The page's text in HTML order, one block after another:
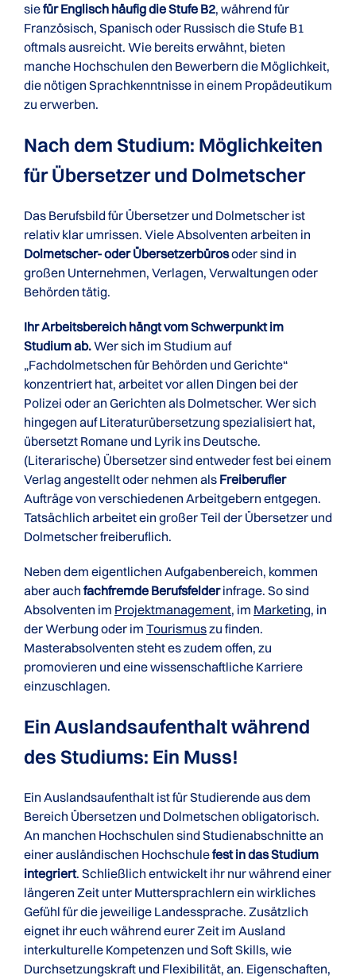
siefür Englisch häufig die Stufe B2, während für
Französisch, Spanisch oder Russisch die Stufe B1
oftmals ausreicht. Wie bereits erwähnt, bieten
manche Hochschulen den Bewerbern die Möglichkeit,
die nötigen Sprachkenntnisse in einem Propädeutikum
zu erwerben.
Nach dem Studium: Möglichkeiten
für Übersetzer und Dolmetscher
Das Berufsbild für Übersetzer und Dolmetscher ist
relativ klar umrissen. Viele Absolventen arbeiten in
Dolmetscher- oder Übersetzerbürosoder sind in
großen Unternehmen, Verlagen, Verwaltungen oder
Behörden tätig.
Ihr Arbeitsbereich hängt vom Schwerpunkt im
Studium ab.Wer sich im Studium auf
„Fachdolmetschen für Behörden und Gerichte“
konzentriert hat, arbeitet vor allen Dingen bei der
Polizei oder an Gerichten als Dolmetscher. Wer sich
hingegen auf Literaturübersetzung spezialisiert hat,
übersetzt Romane und Lyrik ins Deutsche.
(Literarische) Übersetzer sind entweder fest bei einem
Verlag angestellt oder nehmen als Freiberufler
Aufträge von verschiedenen Arbeitgebern entgegen.
Tatsächlich arbeitet ein großer Teil der Übersetzer und
Dolmetscher freiberuflich.
Neben dem eigentlichen Aufgabenbereich, kommen
aber auch fachfremde Berufsfelderinfrage. So sind
Absolventen im Projektmanagement, im Marketing, in
der Werbung oder im Tourismuszu finden.
Masterabsolventen steht es zudem offen, zu
promovieren und eine wissenschaftliche Karriere
einzuschlagen.
Ein Auslandsaufenthalt während
des Studiums: Ein Muss!
Ein Auslandsaufenthalt ist für Studierende aus dem
Bereich Übersetzen und Dolmetschen obligatorisch.
An manchen Hochschulen sind Studienabschnitte an
einer ausländischen Hochschulefest in das Studium
integriert. Schließlich entwickelt ihr nur während einer
längeren Zeit unter Muttersprachlern ein wirkliches
Gefühl für die jeweilige Landessprache. Zusätzlich
eignet ihr euch während eurer Zeit im Ausland
interkulturelle Kompetenzen und Soft Skills, wie
Durchsetzungskraft und Flexibilität, an. Eigenschaften,